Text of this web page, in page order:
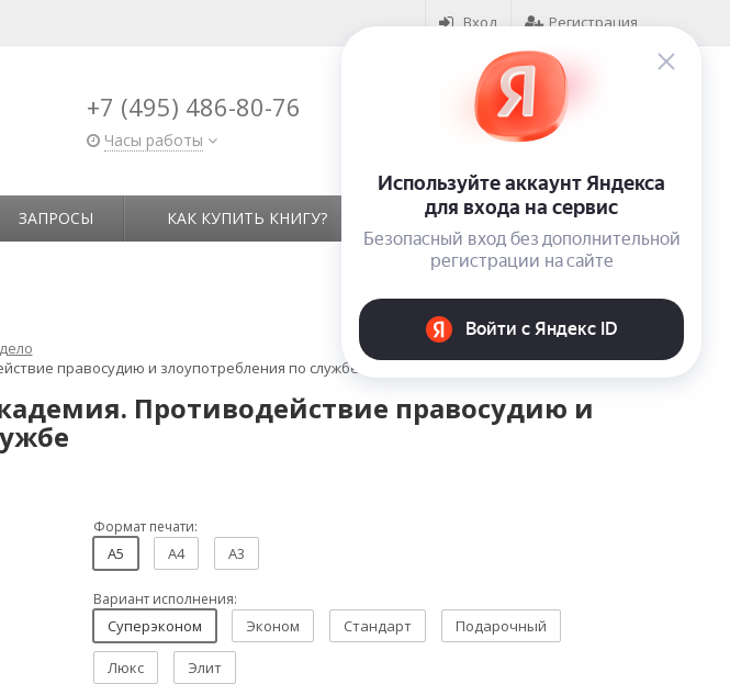
Вход Регистрация
+7 (495) 486-80-76
Часы работы
Корзина ( 0)
на сумму0₽
ЗАПРОСЫ КАК КУПИТЬ КНИГУ? КОНТАКТЫ ОТЗЫВЫ
правосудию и злоупотребления по службе
Противодействие правосудию и
Формат печати:
A5 A4 A3
Вариант исполнения:
Суперэконом Эконом Стандарт Подарочный
Люкс Элит